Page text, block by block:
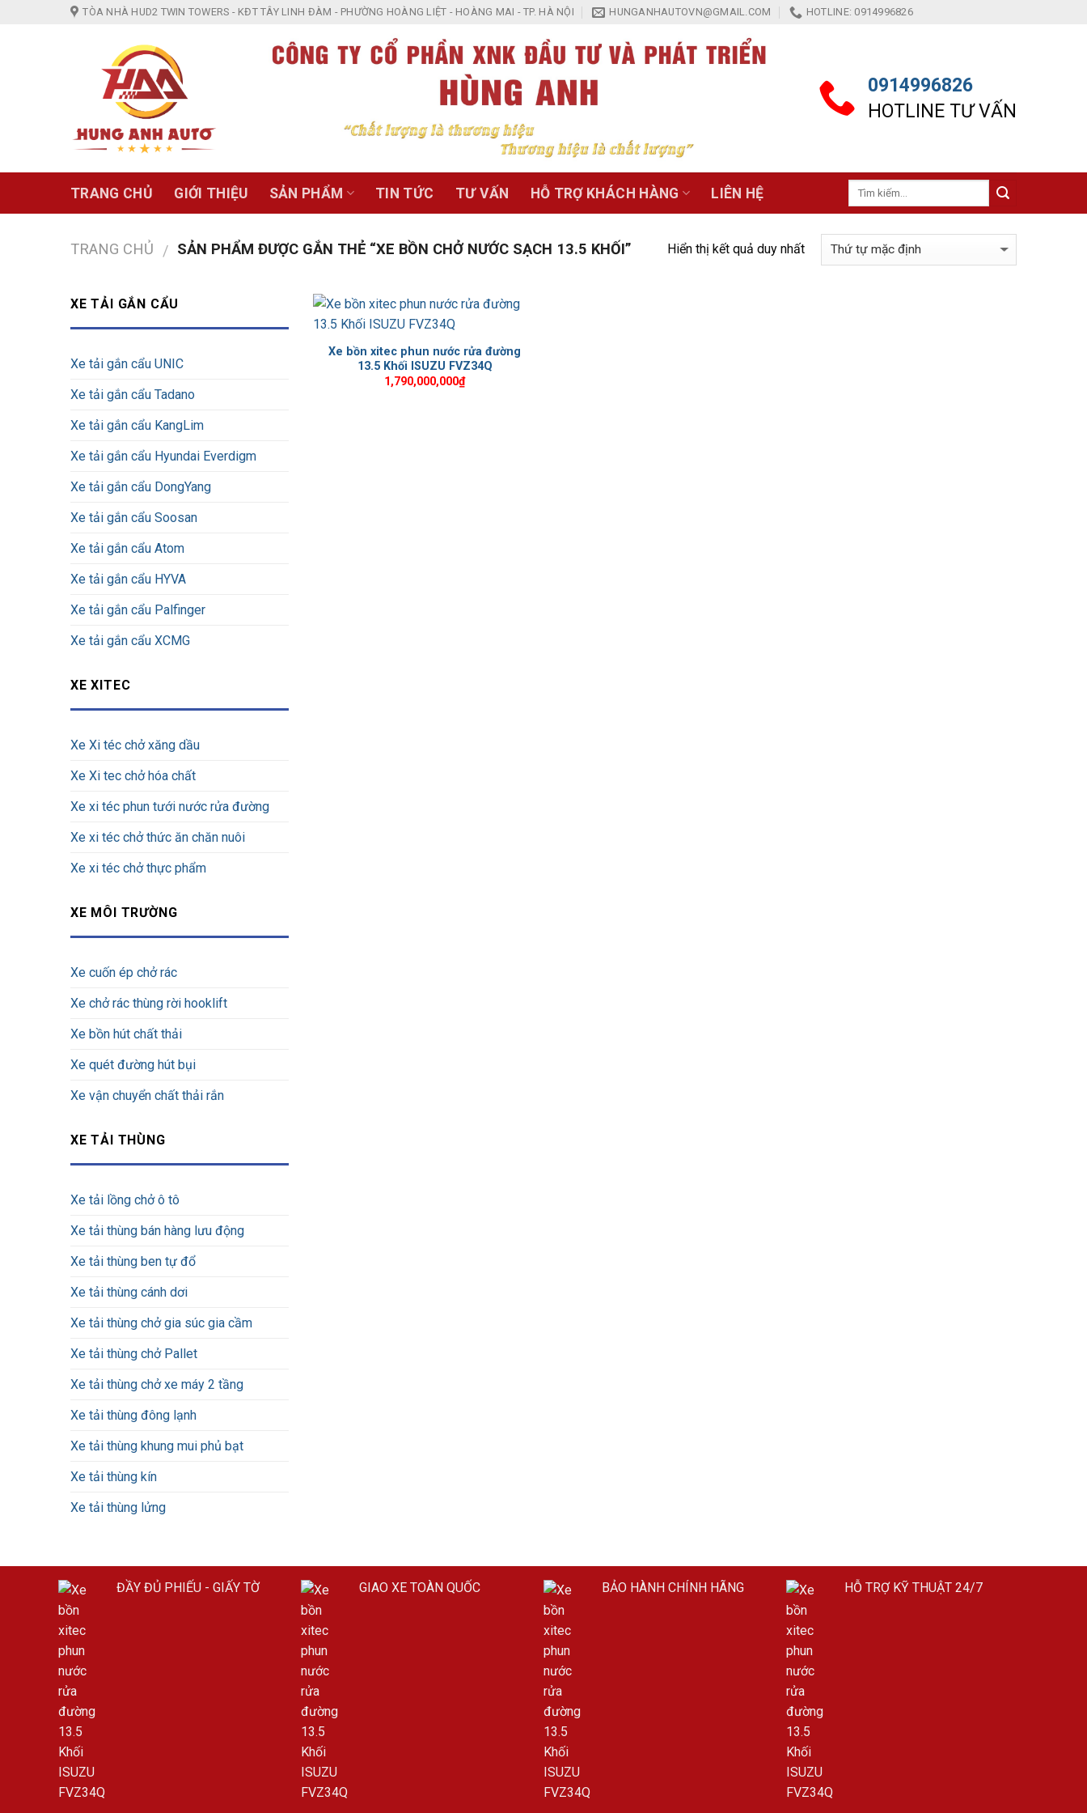
TÒA NHÀ HUD2 TWIN TOWERS - KĐT TÂY LINH ĐÀM - PHƯỜNG HOÀNG LIỆT - HOÀNG MAI - TP. HÀ NỘI HUNGANHAUTOVN@GMAIL.COM HOTLINE: 0914996826
0914996826
HOTLINE TƯ VẤN
TRANG CHỦ GIỚI THIỆU SẢN PHẨM TIN TỨC TƯ VẤN HỖ TRỢ KHÁCH HÀNG LIÊN HỆ
Tìm
TRANG CHỦ / SẢN PHẨM ĐƯỢC GẮN THẺ “XE BỒN CHỞ NƯỚC SẠCH 13.5 KHỐI” Hiển thị kết quả duy nhất
XE TẢI GẮN CẨU
Xe tải gắn cẩu UNIC
Xe tải gắn cẩu Tadano
Xe tải gắn cẩu KangLim
Xe tải gắn cẩu Hyundai Everdigm
Xe tải gắn cẩu DongYang
Xe tải gắn cẩu Soosan
Xe tải gắn cẩu Atom
Xe tải gắn cẩu HYVA
Xe tải gắn cẩu Palfinger
Xe tải gắn cẩu XCMG
XE XITEC
Xe Xi téc chở xăng dầu
Xe Xi tec chở hóa chất
Xe xi téc phun tưới nước rửa đường
Xe xi téc chở thức ăn chăn nuôi
Xe xi téc chở thực phẩm
XE MÔI TRƯỜNG
Xe cuốn ép chở rác
Xe chở rác thùng rời hooklift
Xe bồn hút chất thải
Xe quét đường hút bụi
Xe vận chuyển chất thải rắn
XE TẢI THÙNG
Xe tải lồng chở ô tô
Xe tải thùng bán hàng lưu động
Xe tải thùng ben tự đổ
Xe tải thùng cánh dơi
Xe tải thùng chở gia súc gia cầm
Xe tải thùng chở Pallet
Xe tải thùng chở xe máy 2 tầng
Xe tải thùng đông lạnh
Xe tải thùng khung mui phủ bạt
Xe tải thùng kín
Xe tải thùng lửng
Wishlist
Xe bồn xitec phun nước rửa đường
13.5 Khối ISUZU FVZ34Q
1,790,000,000₫
ĐẦY ĐỦ PHIẾU - GIẤY TỜ GIAO XE TOÀN QUỐC BẢO HÀNH CHÍNH HÃNG HỖ TRỢ KỸ THUẬT 24/7